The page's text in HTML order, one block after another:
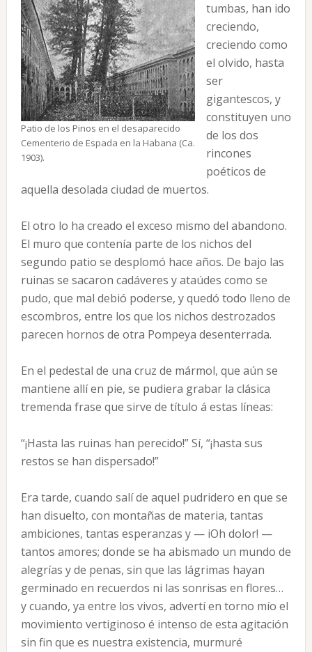
Patio de los Pinos en el desaparecido
Cementerio de Espada en la Habana (Ca.
1903).
tumbas, han ido
creciendo,
creciendo como
el olvido, hasta
ser
gigantescos, y
constituyen uno
de los dos
rincones
poéticos de
aquella desolada ciudad de muertos.
El otro lo ha creado el exceso mismo del abandono.
El muro que contenía parte de los nichos del
segundo patio se desplomó hace años. De bajo las
ruinas se sacaron cadáveres y ataúdes como se
pudo, que mal debió poderse, y quedó todo lleno de
escombros, entre los que los nichos destrozados
parecen hornos de otra Pompeya desenterrada.
En el pedestal de una cruz de mármol, que aún se
mantiene allí en pie, se pudiera grabar la clásica
tremenda frase que sirve de título á estas líneas:
“¡Hasta las ruinas han perecido!” Sí, “¡hasta sus
restos se han dispersado!”
Era tarde, cuando salí de aquel pudridero en que se
han disuelto, con montañas de materia, tantas
ambiciones, tantas esperanzas y — iOh dolor! —
tantos amores; donde se ha abismado un mundo de
alegrías y de penas, sin que las lágrimas hayan
germinado en recuerdos ni las sonrisas en flores…
y cuando, ya entre los vivos, advertí en torno mío el
movimiento vertiginoso é intenso de esta agitación
sin fin que es nuestra existencia, murmuré